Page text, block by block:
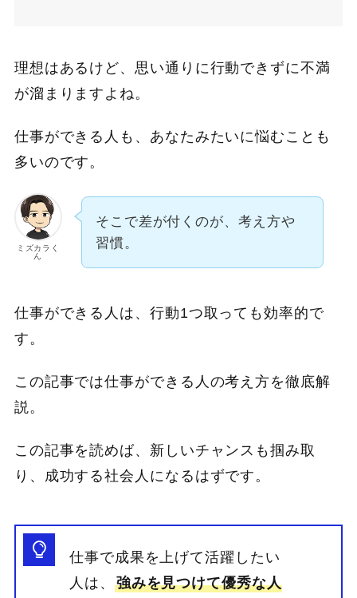
理想はあるけど、思い通りに行動できずに不満
が溜まりますよね。
仕事ができる人も、あなたみたいに悩むことも
多いのです。
ミズカラく
ん
そこで差が付くのが、考え方や
習慣。
仕事ができる人は、行動1つ取っても効率的で
す。
この記事では仕事ができる人の考え方を徹底解
説。
この記事を読めば、新しいチャンスも掴み取
り、成功する社会人になるはずです。
仕事で成果を上げて活躍したい
人は、 強みを見つけて優秀な人